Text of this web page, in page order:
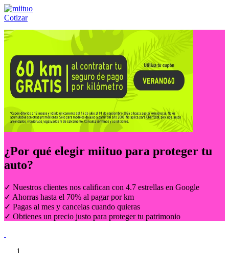
Cotizar
Llámanos al:(55) 84-21-05-00 ó
¿Por qué elegir miituo para proteger tu
auto?
✓ Nuestros clientes nos califican con 4.7 estrellas en Google
✓ Ahorras hasta el 70% al pagar por km
✓ Pagas al mes y cancelas cuando quieras
✓ Obtienes un precio justo para proteger tu patrimonio